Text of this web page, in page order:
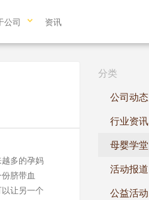
公司 资讯
多的孕妈
脐带血
让另一个
分类
公司动态
行业资讯
母婴学堂
活动报道
公益活动